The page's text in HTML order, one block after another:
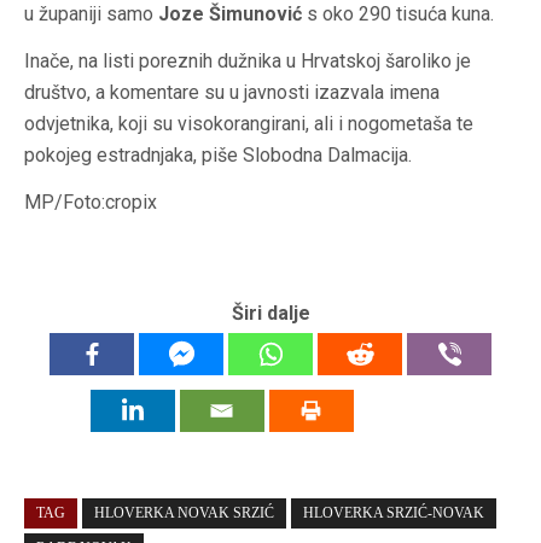
u županiji samo Joze Šimunović s oko 290 tisuća kuna.
Inače, na listi poreznih dužnika u Hrvatskoj šaroliko je
društvo, a komentare su u javnosti izazvala imena
odvjetnika, koji su visokorangirani, ali i nogometaša te
pokojeg estradnjaka, piše Slobodna Dalmacija.
MP/Foto:cropix
Širi dalje
TAG HLOVERKA NOVAK SRZIĆ HLOVERKA SRZIĆ-NOVAK